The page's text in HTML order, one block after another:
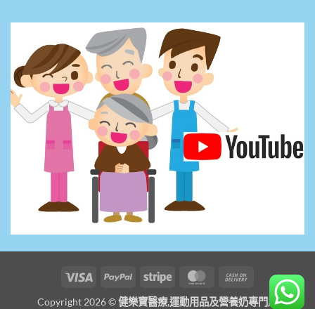
Visa PayPal Stripe MasterCardCash
Copyright 2026 ©健樂寶醫療,運動用品及營養奶專門店